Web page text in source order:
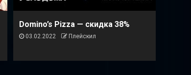
Domino’s Pizza — cкидка 38%
03.02.2022 Плейскил